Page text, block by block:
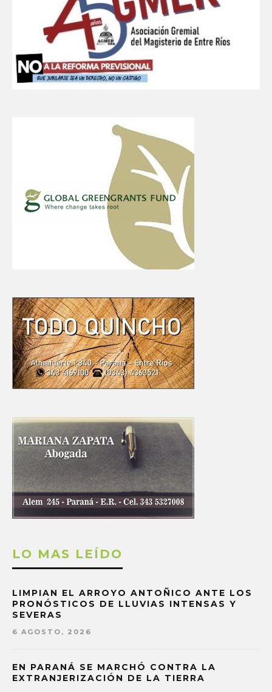
LO MAS LEÍDO
LIMPIAN EL ARROYO ANTOÑICO ANTE LOS
PRONÓSTICOS DE LLUVIAS INTENSAS Y
SEVERAS
6 AGOSTO, 2026
EN PARANÁ SE MARCHÓ CONTRA LA
EXTRANJERIZACIÓN DE LA TIERRA